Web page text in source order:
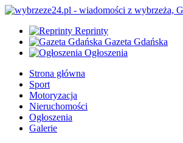
Reprinty
Gazeta Gdańska
Ogłoszenia
Strona główna
Sport
Motoryzacja
Nieruchomości
Ogłoszenia
Galerie